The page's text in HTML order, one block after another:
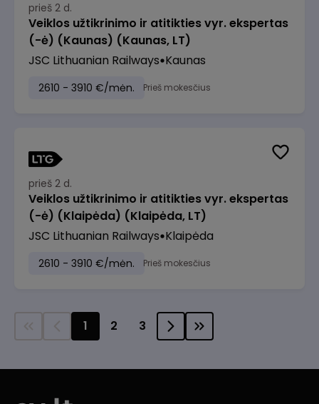
prieš 2 d.
Veiklos užtikrinimo ir atitikties vyr. ekspertas
(-ė) (Kaunas) (Kaunas, LT)
JSC Lithuanian Railways Kaunas
2610 - 3910 €/mėn. Prieš mokesčius
prieš 2 d.
Veiklos užtikrinimo ir atitikties vyr. ekspertas
(-ė) (Klaipėda) (Klaipėda, LT)
JSC Lithuanian Railways Klaipėda
2610 - 3910 €/mėn. Prieš mokesčius
1 2 3